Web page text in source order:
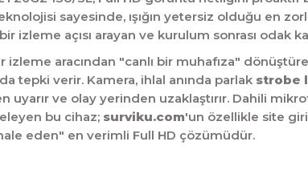
sayesinde, ışığın yetersiz olduğu en
bir izleme açısı arayan ve kurulum sonrası
izleme aracından "canlı bir muhafıza"
tepki verir. Kamera, ihlal anında parlak strobe
uyarır ve olay yerinden uzaklaştırır. Dahili
bu cihaz; surviku.com'un özellikle site
eden" en verimli Full HD çözümüdür.